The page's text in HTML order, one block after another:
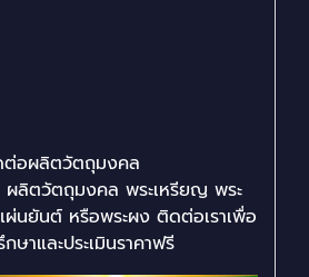
อผลิตวัตถุมงคล
ลิตวัตถุมงคล พระเหรียญ พระ
นยันต์ หรือพระผง ติดต่อเราเพื่อ
ษาและประเมินราคาฟรี